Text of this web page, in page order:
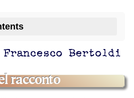
Francesco Bertoldi
racconto